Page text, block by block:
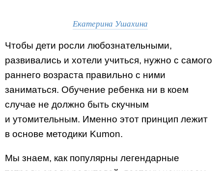
Екатерина Ушахина
Чтобы дети росли любознательными,
развивались и хотели учиться, нужно с самого
раннего возраста правильно с ними
заниматься. Обучение ребенка ни в коем
случае не должно быть скучным
и утомительным. Именно этот принцип лежит
в основе методики Kumon.
Мы знаем, как популярны легендарные